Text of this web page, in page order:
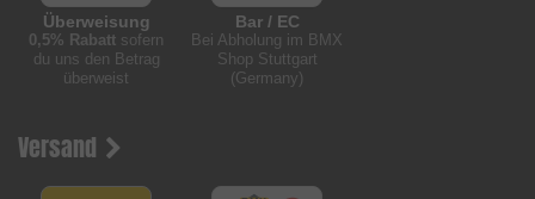
Überweisung
0,5% Rabatt sofern
du uns den Betrag
überweist
Bar / EC
Bei Abholung im BMX
Shop Stuttgart
(Germany)
Versand